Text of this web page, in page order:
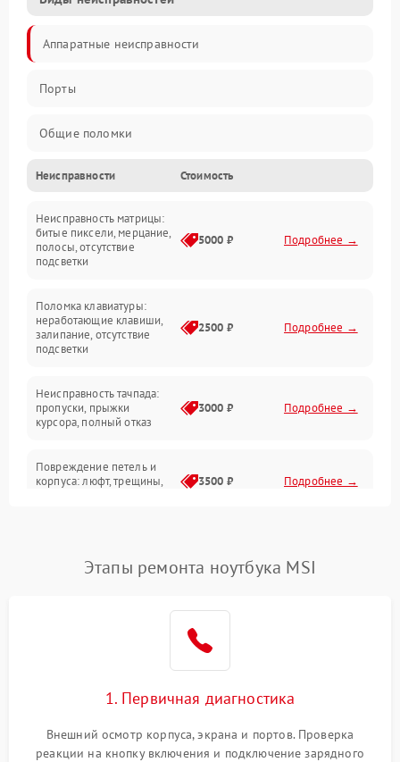
Аппаратные неисправности
Порты
Общие поломки
Устройства
Программные ошибки
Электрические и системные сбои
Интерфейсные проблемы
Батарея
Сеть и интернет
Неисправности Стоимость
Неисправность матрицы:
битые пиксели, мерцание,
полосы, отсутствие
подсветки
5000 ₽ Подробнее →
Поломка клавиатуры:
неработающие клавиши,
залипание, отсутствие
подсветки
2500 ₽ Подробнее →
Неисправность тачпада:
пропуски, прыжки
курсора, полный отказ
3000 ₽ Подробнее →
Повреждение петель и
корпуса: люфт, трещины,
3500 ₽ Подробнее →
невозможность зарядки,
2500 ₽ Подробнее →
2000 ₽
Перегрев из‑за пыли,
неисправности кулера
Этапы ремонта ноутбука MSI
1. Первичная диагностика
Внешний осмотр корпуса, экрана и портов. Проверка
реакции на кнопку включения и подключение зарядного